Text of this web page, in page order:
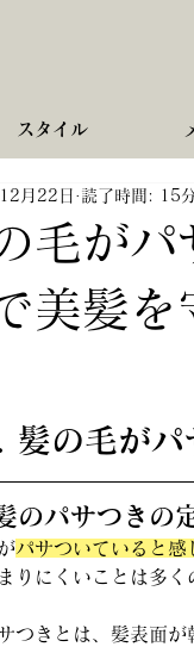
スタイル
毛がパ
美髪を
月22日 読了時間: 15
髪の毛がパ
のパサつきの
パサついていると
りにくいことは多く
つきとは、髪表面